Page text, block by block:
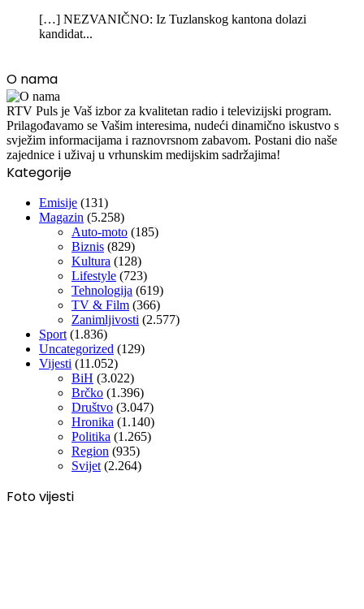
[…] NEZVANIČNO: Iz Tuzlanskog kantona dolazi
kandidat...
O nama
RTV Puls je Vaš izbor za kvalitetan radio i televizijski program.
Prilagođavamo se Vašim interesima, nudeći dinamično iskustvo s
svježim informacijama i raznovrsnom zabavom. Postani dio naše
zajednice i uživaj u vrhunskim medijskim sadržajima!
Kategorije
Emisije (131)
Magazin (5.258)
Auto-moto (185)
Biznis (829)
Kultura (128)
Lifestyle (723)
Tehnologija (619)
TV & Film (366)
Zanimljivosti (2.577)
Sport (1.836)
Uncategorized (129)
Vijesti (11.052)
BiH (3.022)
Brčko (1.396)
Društvo (3.047)
Hronika (1.140)
Politika (1.265)
Region (935)
Svijet (2.264)
Foto vijesti